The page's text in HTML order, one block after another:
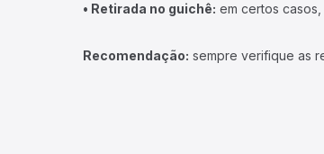
• Retirada no guichê: em certos
Recomendação: sempre verifique as